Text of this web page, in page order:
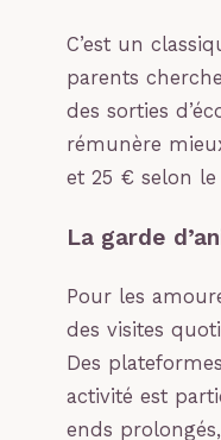
C’est un
parents
des sorties
rémunère
et 25 € selon le
La garde
Pour les
des visites
Des
activité est
ends